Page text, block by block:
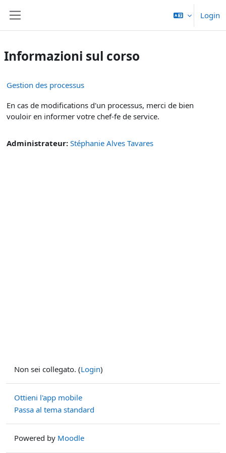
Login
Informazioni sul corso
Gestion des processus
En cas de modifications d'un processus, merci de bien
vouloir en informer votre chef-fe de service.
Administrateur: Stéphanie Alves Tavares
Non sei collegato. (Login)
Ottieni l'app mobile
Passa al tema standard
Powered by Moodle